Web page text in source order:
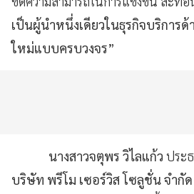
เป็นผู้นำหนึ่งเดียวในธุรกิจบริการ
ใหม่แบบครบวงจร”
นางสาวจตุพร วิไลแก้ว ประ
บริษัท พรีโม เซอร์วิส โซลูชั่น จำกั